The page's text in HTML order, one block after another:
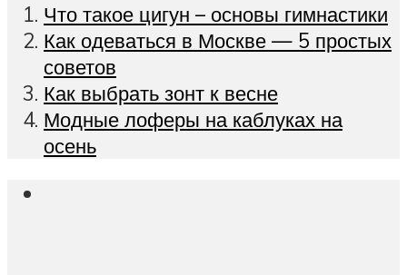
Что такое цигун – основы гимнастики
Как одеваться в Москве — 5 простых
советов
Как выбрать зонт к весне
Модные лоферы на каблуках на
осень